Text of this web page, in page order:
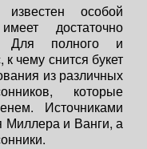
особой
достаточно
Для полного и
чему снится букет
из различных
которые
Источниками
Миллера и Ванги, а